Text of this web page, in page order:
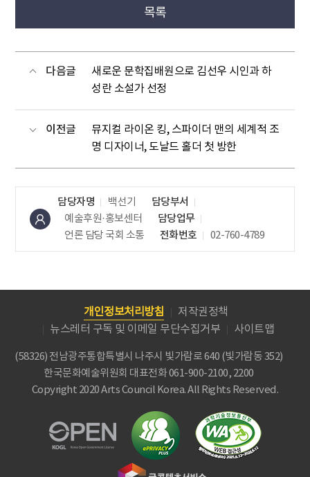
목록
다음글
새로운 문학집배원으로 김선우 시인과 하
성란 소설가 선정
이전글
뮤지컬 라이온 킹, 스파이더 맨의 세계적 조
명 디자이너, 도날드 홀더 첫 방한
담당자명 백선기
담당부서
예술후원·홍보센터
담당업무
언론 담당국회 소통 전화번호 02-760-4789
개인정보처리방침
저작권정책
뉴스레터 구독 및 이메일 무단수집거부
사이트맵
(58326) 전남광주통합특별시 나주시 빛가람로 640 (빛가람동 352)
한국문화예술위원회 대표전화 061-900-2100, 2200
Copyright 2020 Arts Council Korea. All Rights Reserved.